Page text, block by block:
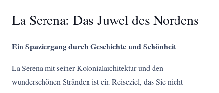
La Serena: Das Juwel des Nordens
Ein Spaziergang durch Geschichte und Schönheit
La Serena mit seiner Kolonialarchitektur und den
wunderschönen Stränden ist ein Reiseziel, das Sie nicht